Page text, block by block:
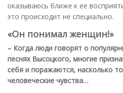
оказываюсь ближе к ее
это происходит не специально.
«Он понимал женщин!»
– Когда люди говорят о
песнях Высоцкого, многие
себя и поражаются, насколько
человеческие чувства…